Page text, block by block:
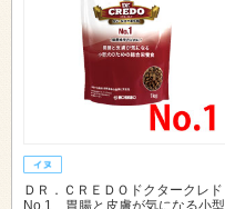
ＤＲ．ＣＲＥＤＯドクタークレド
No.1 胃腸と皮膚が気になる小型